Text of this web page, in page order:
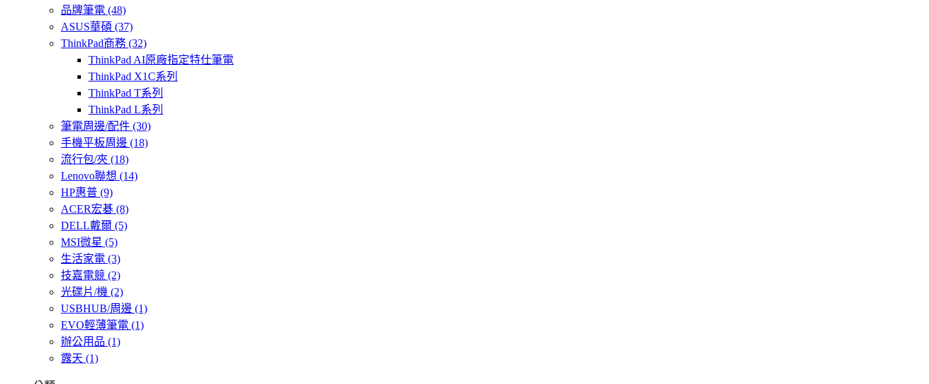
品牌筆電 (48)
ASUS華碩 (37)
ThinkPad商務 (32)
ThinkPad AI原廠指定特仕筆電
ThinkPad X1C系列
ThinkPad T系列
ThinkPad L系列
筆電周邊/配件 (30)
手機平板周邊 (18)
流行包/夾 (18)
Lenovo聯想 (14)
HP惠普 (9)
ACER宏碁 (8)
DELL戴爾 (5)
MSI微星 (5)
生活家電 (3)
技嘉電競 (2)
光碟片/機 (2)
USBHUB/周邊 (1)
EVO輕薄筆電 (1)
辦公用品 (1)
露天 (1)